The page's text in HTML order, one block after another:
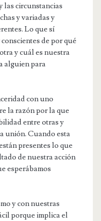
las circunstancias
y variadas y
Lo que sí
de por qué
y cuál es nuestra
alguien para
con uno
la razón por la que
entre otras y
unión. Cuando esta
presentes lo que
de nuestra acción
esperábamos
y con nuestras
porque implica el